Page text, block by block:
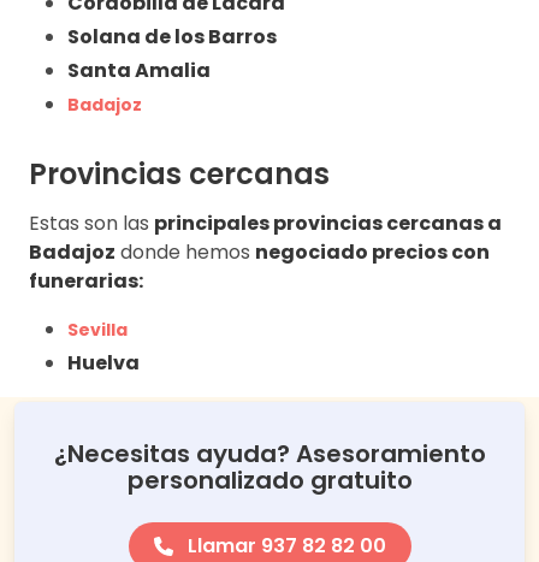
Solana de los Barros
Santa Amalia
Badajoz
Provincias cercanas
Estas son las principales provincias cercanas a
Badajoz donde hemos negociado precios con
funerarias:
Sevilla
Huelva
¿Necesitas ayuda? Asesoramiento
personalizado gratuito
Llamar 937 82 82 00